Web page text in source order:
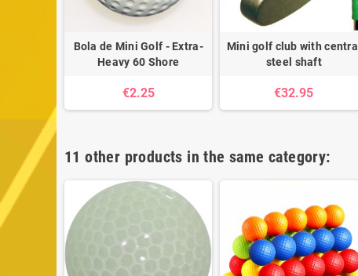
Bola de Mini Golf - Extra-
Heavy 60 Shore
€2.25
Mini golf club with central
steel shaft
€32.95
11 other products in the same category: